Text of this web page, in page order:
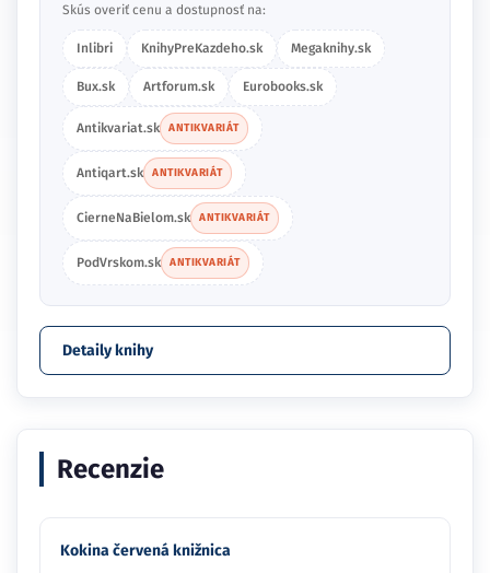
Skús overiť cenu a dostupnosť na:
Inlibri KnihyPreKazdeho.sk Megaknihy.sk
Bux.sk Artforum.sk Eurobooks.sk
Antikvariat.sk ANTIKVARIÁT
Antiqart.sk ANTIKVARIÁT
CierneNaBielom.sk ANTIKVARIÁT
PodVrskom.sk ANTIKVARIÁT
Detaily knihy
Recenzie
Kokina červená knižnica